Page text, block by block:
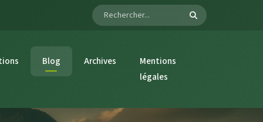
Blog Archives
Mentions
légales